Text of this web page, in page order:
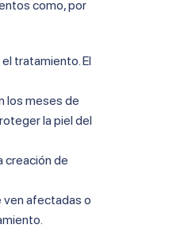
como, por
tratamiento. El
los meses de
la piel del
creación de
ven afectadas o